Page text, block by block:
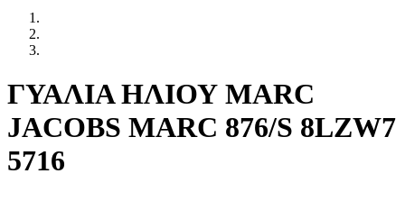
ΓΥΑΛΙΑ ΗΛΙΟΥ MARC
JACOBS MARC 876/S 8LZW7
5716